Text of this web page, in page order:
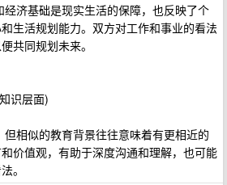
济基础是现实生活的保障，也反映了个
生活规划能力。双方对工作和事业的看法
共同规划未来。
识层面)
相似的教育背景往往意味着有更相近的
价值观，有助于深度沟通和理解，也可能
。